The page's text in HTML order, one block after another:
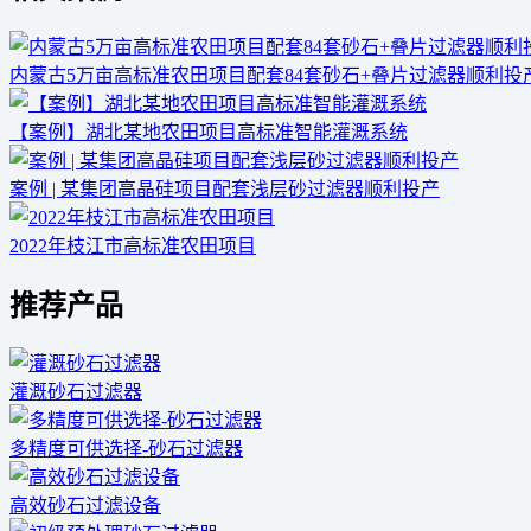
内蒙古5万亩高标准农田项目配套84套砂石+叠片过滤器顺利投
【案例】湖北某地农田项目高标准智能灌溉系统
案例 | 某集团高晶硅项目配套浅层砂过滤器顺利投产
2022年枝江市高标准农田项目
推荐产品
灌溉砂石过滤器
多精度可供选择-砂石过滤器
高效砂石过滤设备